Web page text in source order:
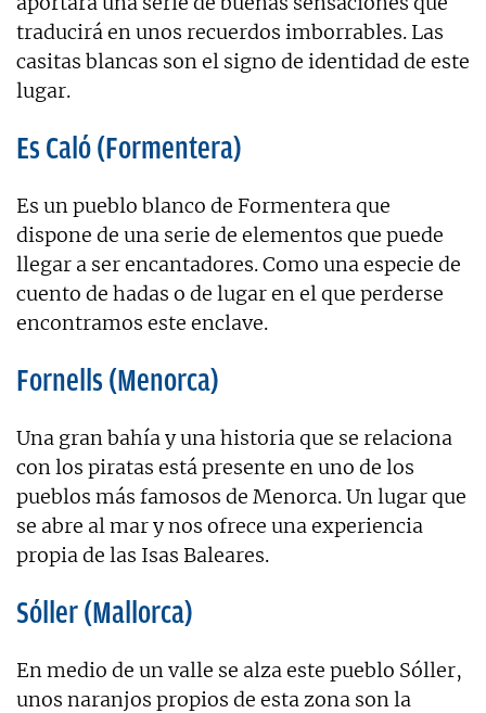
traducirá en unos recuerdos imborrables. Las
casitas blancas son el signo de identidad de este
lugar.
Es Caló (Formentera)
Es un pueblo blanco de Formentera que
dispone de una serie de elementos que puede
llegar a ser encantadores. Como una especie de
cuento de hadas o de lugar en el que perderse
encontramos este enclave.
Fornells (Menorca)
Una gran bahía y una historia que se relaciona
con los piratas está presente en uno de los
pueblos más famosos de Menorca. Un lugar que
se abre al mar y nos ofrece una experiencia
propia de las Isas Baleares.
Sóller (Mallorca)
En medio de un valle se alza este pueblo Sóller,
unos naranjos propios de esta zona son la